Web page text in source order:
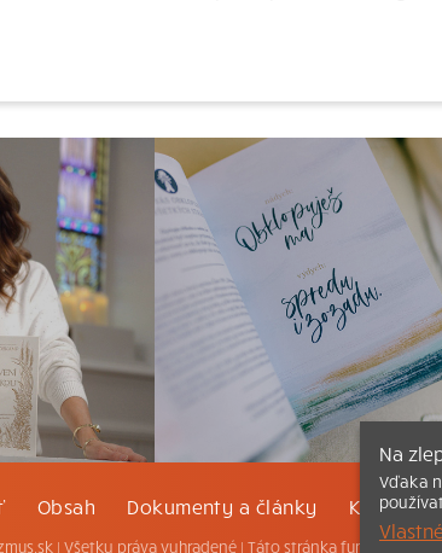
Obsah Dokumenty a články Kontakt
| Všetky práva vyhradené| Táto stránka funguje aj
Na
Vďaka